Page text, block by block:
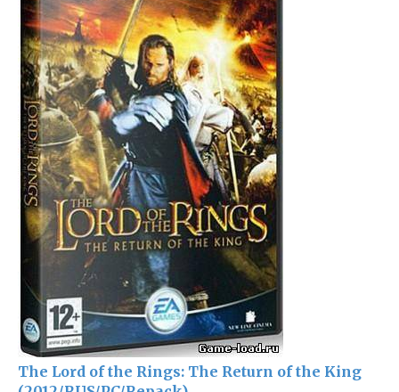
The Lord of the Rings: The Return of the King